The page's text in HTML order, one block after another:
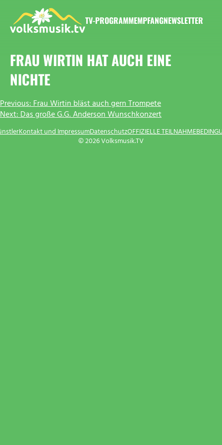
Inhalt
springen
TV-PROGRAMMEMPFANGNEWSLETTER
FRAU WIRTIN HAT AUCH EINE
NICHTE
BEITRAGSNAVIGATION
Previous:Frau Wirtin bläst auch gern Trompete
Next:Das große G.G. Anderson Wunschkonzert
© 2026 Volksmusik.TV
Kontakt und ImpressumDatenschutzOFFIZIELLE